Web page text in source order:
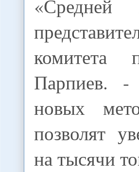
комитета
Парпиев. -
новых
позволят
на тысячи